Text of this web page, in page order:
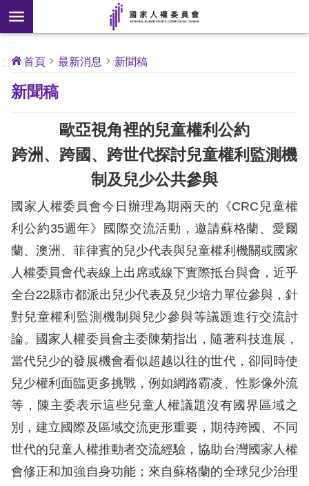
前往主要內容區塊
搜
尋
開
新
核
心
人
權
關
本
會
最
新
消
息
權
業
務
核
心
人
:::
首頁 最新消息 新聞稿
新聞稿
歐亞視角裡的兒童權利公約
跨洲、跨國、跨世代探討兒童權利監測機
制及兒少公共參與
國家人權委員會今日辦理為期兩天的《CRC兒童權
利公約35週年》國際交流活動，邀請蘇格蘭、愛爾
蘭、澳洲、菲律賓的兒少代表與兒童權利機關或國家
人權委員會代表線上出席或線下實際抵台與會，近乎
全台22縣市都派出兒少代表及兒少培力單位參與，針
對兒童權利監測機制與兒少參與等議題進行交流討
論。國家人權委員會主委陳菊指出，隨著科技進展，
當代兒少的發展機會看似超越以往的世代，卻同時使
兒少權利面臨更多挑戰，例如網路霸凌、性影像外流
等，陳主委表示這些兒童人權議題沒有國界區域之
別，建立國際及區域交流更形重要，期待跨國、不同
世代的兒童人權推動者交流經驗，協助台灣國家人權
會修正和加強自身功能；來自蘇格蘭的全球兒少治理